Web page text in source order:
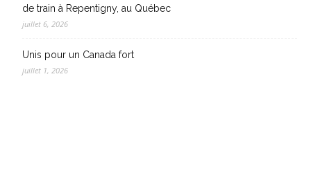
de train à Repentigny, au Québec
juillet 6, 2026
Unis pour un Canada fort
juillet 1, 2026